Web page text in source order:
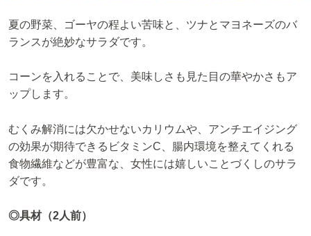
夏の野菜、ゴーヤの程よい苦味と、ツナとマヨネーズのバ
ランスが絶妙なサラダです。
コーンを入れることで、美味しさも見た目の華やかさもア
ップします。
むくみ解消には欠かせないカリウムや、アンチエイジング
の効果が期待できるビタミンC、腸内環境を整えてくれる
食物繊維などが豊富な、女性には嬉しいことづくしのサラ
ダです。
◎具材（2人前）